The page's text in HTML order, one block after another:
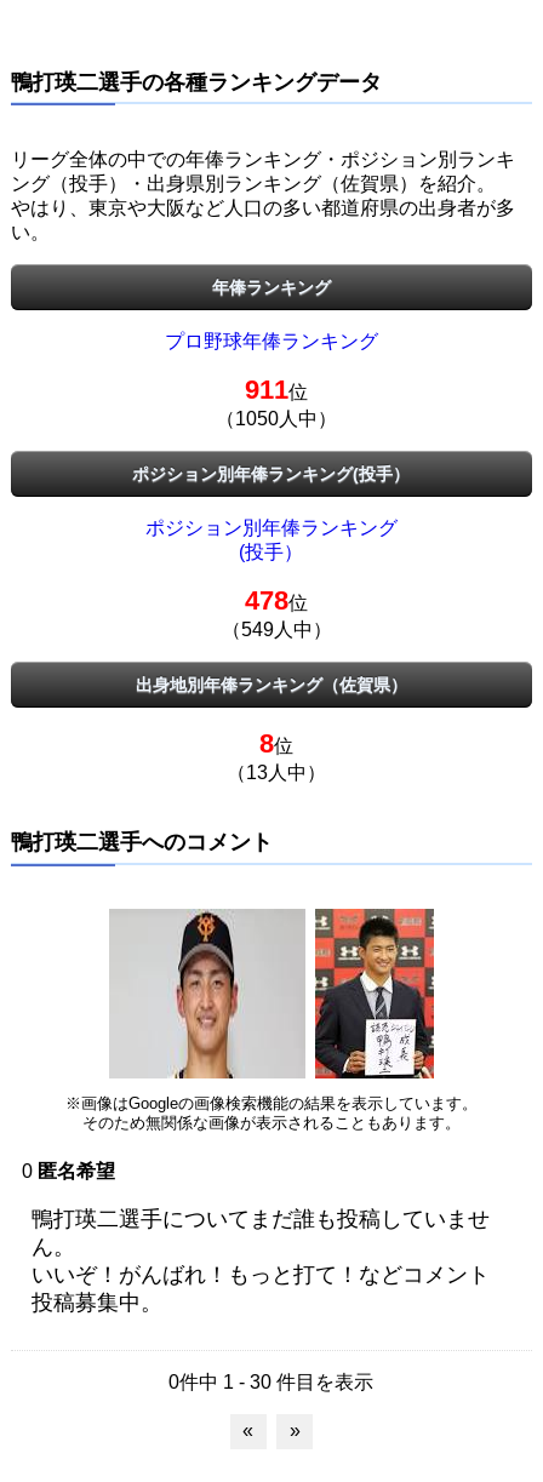
鴨打瑛二選手の各種ランキングデータ
リーグ全体の中での年俸ランキング・ポジション別ランキ
ング（投手）・出身県別ランキング（佐賀県）を紹介。
やはり、東京や大阪など人口の多い都道府県の出身者が多
い。
年俸ランキング
プロ野球年俸ランキング
911位
（1050人中）
ポジション別年俸ランキング(投手）
ポジション別年俸ランキング
(投手）
478位
（549人中）
出身地別年俸ランキング（佐賀県）
8位
（13人中）
鴨打瑛二選手へのコメント
※画像はGoogleの画像検索機能の結果を表示しています。
そのため無関係な画像が表示されることもあります。
0 匿名希望
鴨打瑛二選手についてまだ誰も投稿していませ
ん。
いいぞ！がんばれ！もっと打て！などコメント
投稿募集中。
0件中 1 - 30 件目を表示
« »